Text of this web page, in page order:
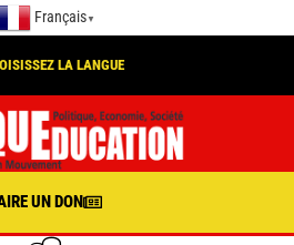
Français ▼
LA LANGUE
UN DON